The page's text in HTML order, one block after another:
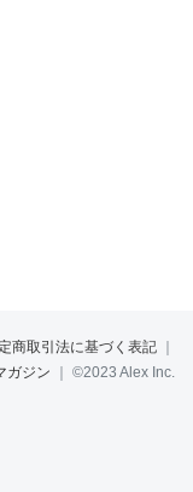
商取引法に基づく表記
ガジン
©2023 Alex Inc.